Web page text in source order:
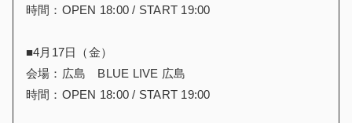
時間：OPEN 18:00 / START 19:00
■4月17日（金）
会場：広島 BLUE LIVE 広島
時間：OPEN 18:00 / START 19:00